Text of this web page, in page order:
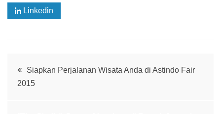
Linkedin
Post
Siapkan Perjalanan Wisata Anda di Astindo Fair
2015